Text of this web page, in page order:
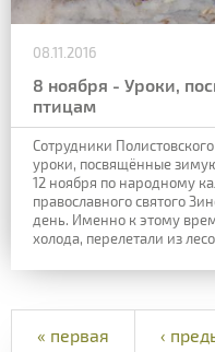
08.11.2016
8 ноября - Уроки,
птицам
Сотрудники
уроки, посвящённые
12 ноября по народному
православного святого
день. Именно к этому
холода, перелетали из
« первая ‹